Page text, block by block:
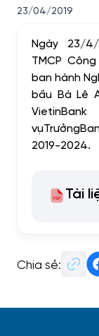
23/04/2019
Ngày 23/4/
TMCP
ban hành
bầu Bà Lê
vụTrưởng
2019-2024.
Tài
Chia sẻ: